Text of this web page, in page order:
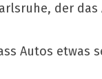
der
Autos etwas